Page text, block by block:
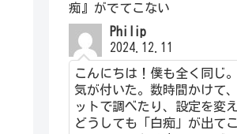
痴』がでてこない
Philip
2024.12.11
こんにちは！僕も全く同じ
気が付いた。数時間かけて
ットで調べたり、設定を変
どうしても「白痴」が出て